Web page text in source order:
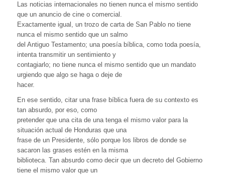
Las noticias internacionales no tienen nunca el mismo sentido
que un anuncio de cine o comercial.
Exactamente igual, un trozo de carta de San Pablo no tiene
nunca el mismo sentido que un salmo
del Antiguo Testamento; una poesía bíblica, como toda poesía,
intenta transmitir un sentimiento y
contagiarlo; no tiene nunca el mismo sentido que un mandato
urgiendo que algo se haga o deje de
hacer.
En ese sentido, citar una frase bíblica fuera de su contexto es
tan absurdo, por eso, como
pretender que una cita de una tenga el mismo valor para la
situación actual de Honduras que una
frase de un Presidente, sólo porque los libros de donde se
sacaron las grases estén en la misma
biblioteca. Tan absurdo como decir que un decreto del Gobierno
tiene el mismo valor que un